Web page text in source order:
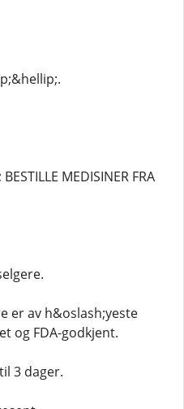
MEDISINER FRA
er av h&oslash;yeste
og FDA-godkjent.
3 dager.